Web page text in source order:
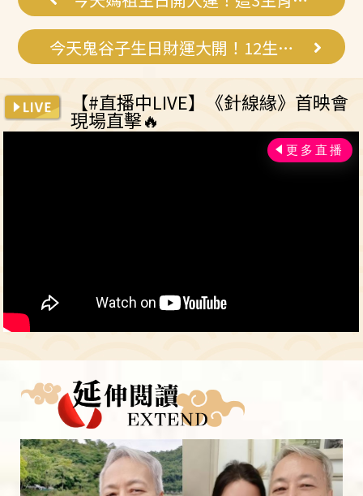
今天鬼谷子生日財運大開！12生肖財運曝光
【#直播中LIVE】《針線緣》首映會
現場直擊🔥